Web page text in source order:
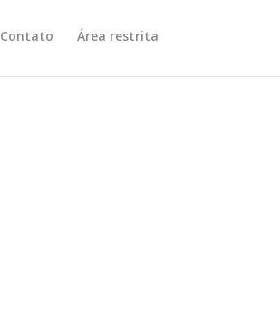
Contato Área restrita